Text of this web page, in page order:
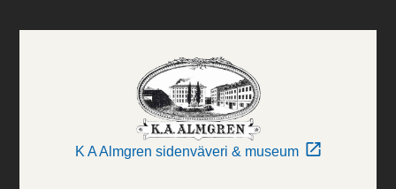
K A Almgren sidenväveri & museum